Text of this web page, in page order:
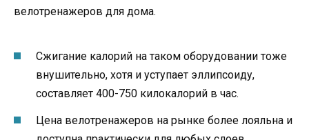
велотренажеров для дома.
Сжигание калорий на таком оборудовании тоже
внушительно, хотя и уступает эллипсоиду,
составляет 400-750 килокалорий в час.
Цена велотренажеров на рынке более лояльна и